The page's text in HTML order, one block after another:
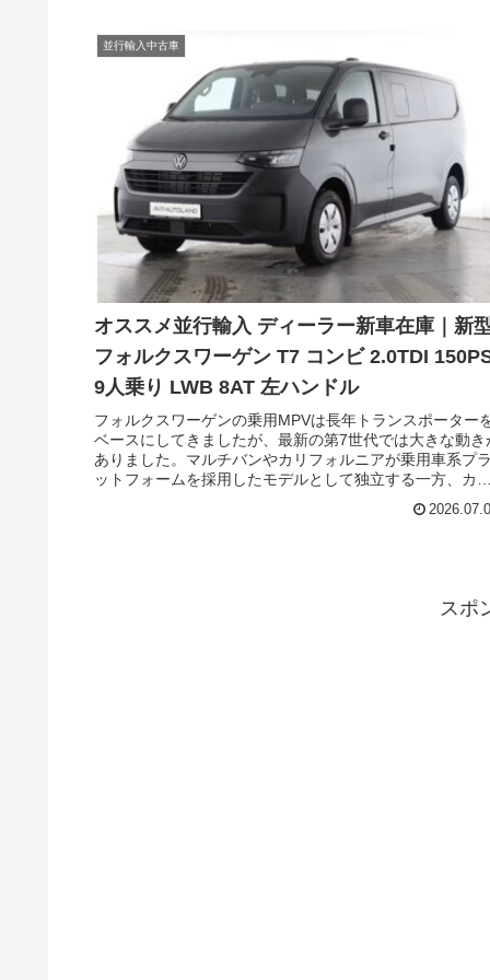
並行輸入中古車
オススメ並行輸入 ディーラー新車在庫｜新
フォルクスワーゲン T7 コンビ 2.0TDI 150PS
9人乗り LWB 8AT 左ハンドル
フォルクスワーゲンの乗用MPVは長年トランスポーター
ベースにしてきましたが、最新の第7世代では大きな動き
ありました。マルチバンやカリフォルニアが乗用車系プラ
ットフォームを採用したモデルとして独立する一方、カラ
ースにしたモデルとして待望のフルモデルチェンジが行わ
Kombi）の左ハンドル欧州仕様、8AT、9人乗りの新車在
スポ